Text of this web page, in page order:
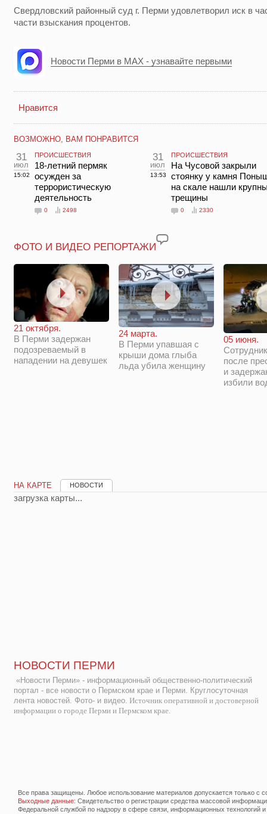
Свердловский районный суд г. Перми удовлетворил иск в
части взыскания процентов.
Новости Перми в MAX - узнавайте первыми
Нравится
ВОЗМОЖНО, ВАМ ПОНРАВИТСЯ
31
июл
15:02
ПРОИСШЕСТВИЯ
18-летний пермяк
осужден за
террористическую
деятельность
0 2498
31
июл
13:53
ПРОИСШЕСТВИЯ
На Чусовой закрыли
стоянку у камня
на скале нашли
трещины
0 2330
ФОТО И ВИДЕО РЕПОРТАЖИ
21 октября.
В Перми задержан
подозреваемый в
нападении на девушек
24 марта.
В Перми упавшая с
крыши дома глыба
льда убила женщину
05 июня.
после
и
избили
НА КАРТЕ НОВОСТИ
загрузка карты...
НОВОСТИ ПЕРМИ
«Новости Перми» - информационный общественно-политический
портал - все новости о Пермском крае и Перми. Круглосуточная
лента новостей. Фото- и видео. Источник оперативной и достоверной
информации о городе Перми и Пермском крае.
Все права защищены. Любое использование материалов допускается только с
Выходные данные: Свидетельство о регистрации средства массовой
Федеральной службой по надзору в сфере связи, информационных технологий